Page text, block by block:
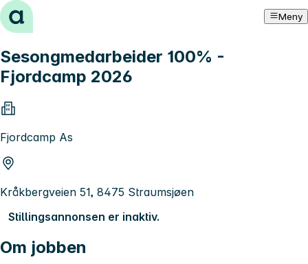
Hopp til innhold Meny
Sesongmedarbeider 100% -
Fjordcamp 2026
Fjordcamp As
Kråkbergveien 51, 8475 Straumsjøen
Stillingsannonsen er inaktiv.
Om jobben